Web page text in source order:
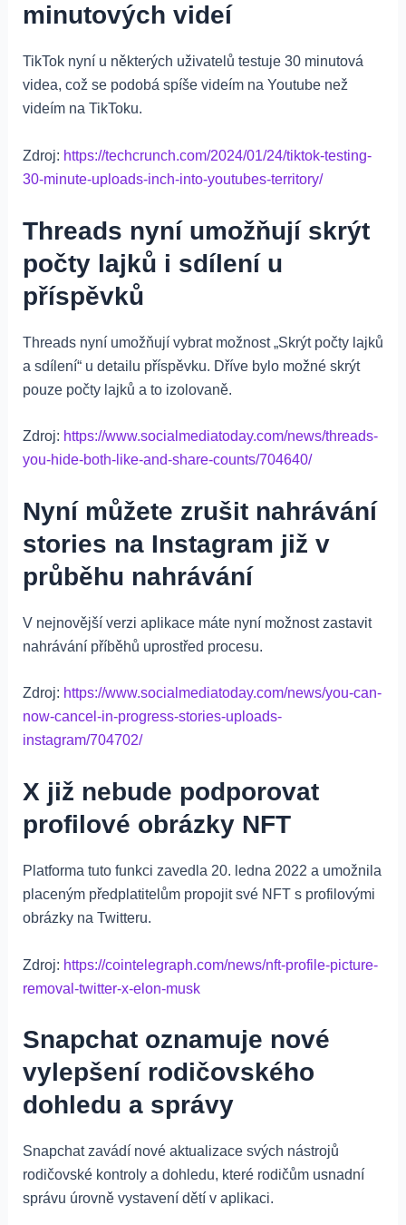
minutových videí
TikTok nyní u některých uživatelů testuje 30 minutová
videa, což se podobá spíše videím na Youtube než
videím na TikToku.
Zdroj: https://techcrunch.com/2024/01/24/tiktok-testing-
30-minute-uploads-inch-into-youtubes-territory/
Threads nyní umožňují skrýt
počty lajků i sdílení u
příspěvků
Threads nyní umožňují vybrat možnost „Skrýt počty lajků
a sdílení“ u detailu příspěvku. Dříve bylo možné skrýt
pouze počty lajků a to izolovaně.
Zdroj: https://www.socialmediatoday.com/news/threads-
you-hide-both-like-and-share-counts/704640/
Nyní můžete zrušit nahrávání
stories na Instagram již v
průběhu nahrávání
V nejnovější verzi aplikace máte nyní možnost zastavit
nahrávání příběhů uprostřed procesu.
Zdroj: https://www.socialmediatoday.com/news/you-can-
now-cancel-in-progress-stories-uploads-
instagram/704702/
X již nebude podporovat
profilové obrázky NFT
Platforma tuto funkci zavedla 20. ledna 2022 a umožnila
placeným předplatitelům propojit své NFT s profilovými
obrázky na Twitteru.
Zdroj: https://cointelegraph.com/news/nft-profile-picture-
removal-twitter-x-elon-musk
Snapchat oznamuje nové
vylepšení rodičovského
dohledu a správy
Snapchat zavádí nové aktualizace svých nástrojů
rodičovské kontroly a dohledu, které rodičům usnadní
správu úrovně vystavení dětí v aplikaci.